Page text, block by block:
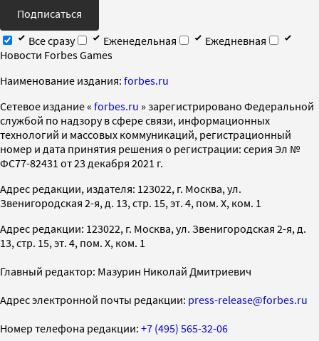
Подписаться
Все сразу
Еженедельная
Ежедневная
Новости Forbes Games
Наименование издания: forbes.ru
Cетевое издание « forbes.ru » зарегистрировано Федеральной
службой по надзору в сфере связи, информационных
технологий и массовых коммуникаций, регистрационный
номер и дата принятия решения о регистрации: серия Эл №
ФС77-82431 от 23 декабря 2021 г.
Адрес редакции, издателя: 123022, г. Москва, ул.
Звенигородская 2-я, д. 13, стр. 15, эт. 4, пом. X, ком. 1
Адрес редакции: 123022, г. Москва, ул. Звенигородская 2-я, д.
13, стр. 15, эт. 4, пом. X, ком. 1
Главный редактор: Мазурин Николай Дмитриевич
Адрес электронной почты редакции: press-release@forbes.ru
Номер телефона редакции: +7 (495) 565-32-06